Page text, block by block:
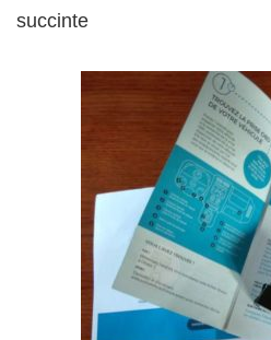
succinte